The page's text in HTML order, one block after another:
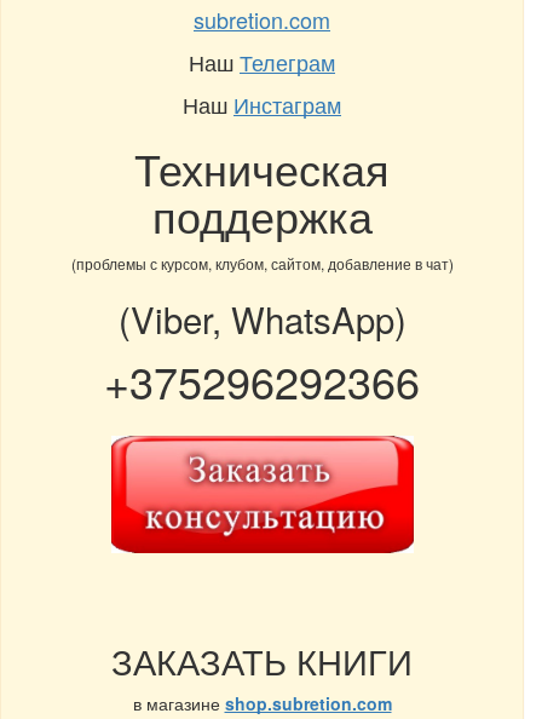
subretion.com
НашТелеграм
Наш Инстаграм
Техническая
поддержка
(проблемы с курсом, клубом, сайтом, добавление в чат)
(Viber, WhatsApp)
+375296292366
ЗАКАЗАТЬ КНИГИ
в магазине shop.subretion.com